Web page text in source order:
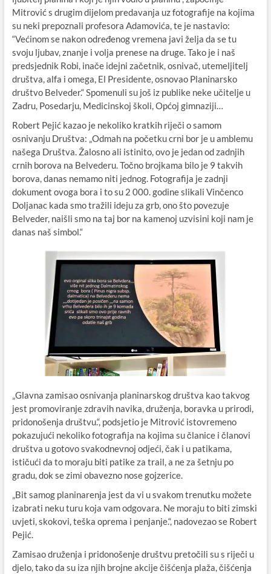
Mitrović s drugim dijelom predavanja uz fotografije na kojima
su neki prepoznali profesora Adamovića, te je nastavio:
“Većinom se nakon određenog vremena javi želja da se tu
svoju ljubav, znanje i volja prenese na druge. Tako je i naš
predsjednik Robi, inače idejni začetnik, osnivač, utemeljitelj
društva, alfa i omega, El Presidente, osnovao Planinarsko
društvo Belveder.“ Spomenuli su još iz publike neke učitelje u
Zadru, Posedarju, Medicinskoj školi, Općoj gimnaziji…
Robert Pejić kazao je nekoliko kratkih riječi o samom
osnivanju Društva: „Odmah na početku crni bor je u amblemu
našega Društva. Žalosno ali istinito, ovo je jedan od zadnjih
crnih borova na Belvederu. Točno brojkama bilo je 9 takvih
borova, danas nemamo niti jednog. Fotografija je zadnji
dokument ovoga bora i to su 2 000. godine slikali Vinčenco
Doljanac kada smo tražili ideju za grb, ono što povezuje
Belveder, naišli smo na taj bor na kamenoj uzvisini koji nam je
danas naš simbol.“
„Glavna zamisao osnivanja planinarskog društva kao takvog
jest promoviranje zdravih navika, druženja, boravka u prirodi,
pridonošenja društvu.“, podsjetio je Mitrović istovremeno
pokazujući nekoliko fotografija na kojima su članice i članovi
društva u gotovo svakodnevnoj odjeći, čak i u patikama,
ističući da to moraju biti patike za trail, a ne za šetnju po
gradu, dok se zimi obavezno nose gojzerice.
„Bit samog planinarenja jest da vi u svakom trenutku možete
izabrati neku turu koja vam odgovara. Ne moraju to biti zimski
uvjeti, skokovi, teška oprema i penjanje.“, nadovezao se Robert
Pejić.
Zamisao druženja i pridonošenje društvu pretočili su s riječi u
djelo, tako da su iza njih brojne akcije čišćenja plaža, čišćenja